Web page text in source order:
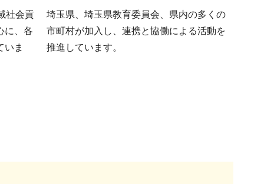
社会貢
に、各
いま
埼玉県、埼玉県教育委員会、県内の多くの
市町村が加入し、連携と協働による活動を
推進しています。